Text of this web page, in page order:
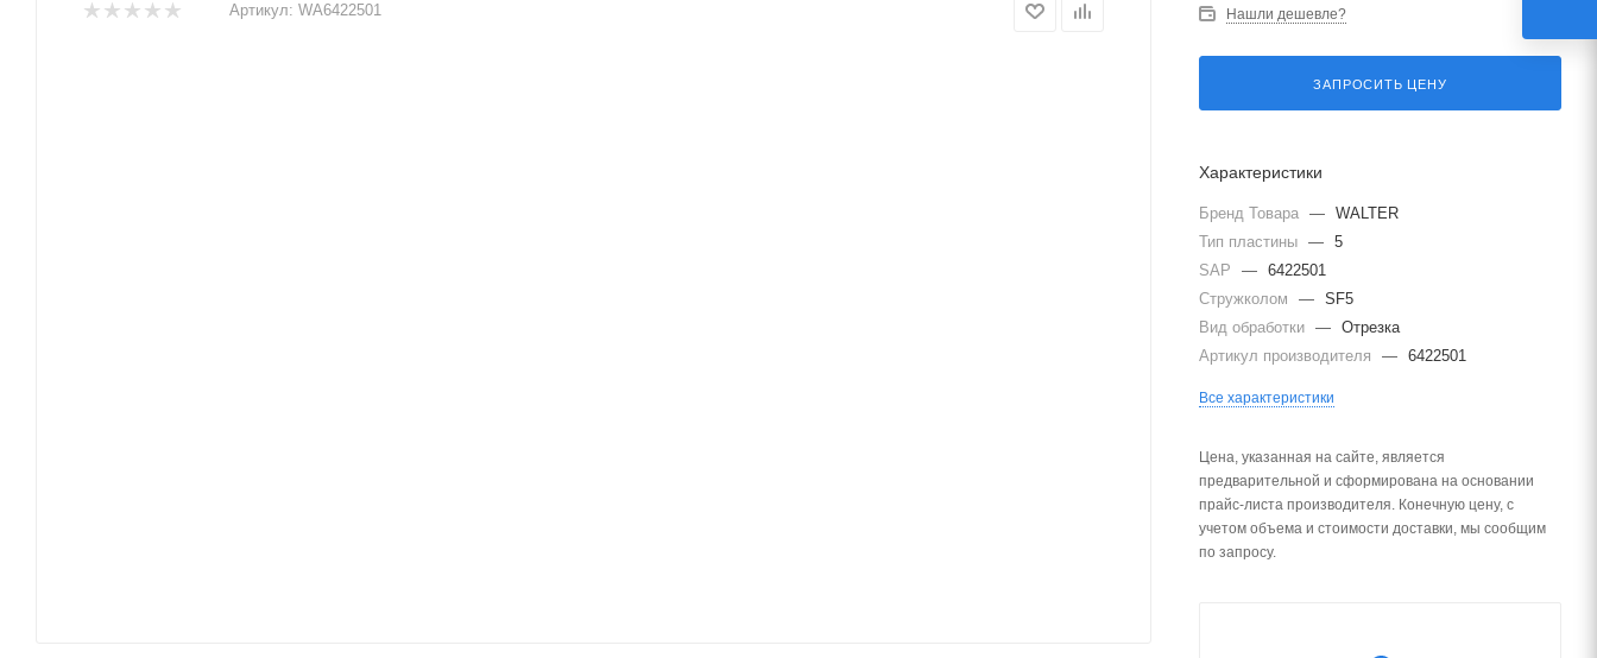
Артикул: WA6422501 Нашли дешевле?
ЗАПРОСИТЬ ЦЕНУ
Характеристики
Бренд Товара — WALTER
Тип пластины — 5
SAP
— 6422501
Стружколом
— SF5
Вид обработки — Отрезка
Артикул производителя
— 6422501
Все характеристики
Цена, указанная на сайте, является
предварительной и сформирована на основании
прайс-листа производителя. Конечную цену, с
учетом объема и стоимости доставки, мы сообщим
по запросу.